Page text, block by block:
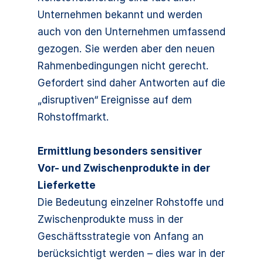
Unternehmen bekannt und werden
auch von den Unternehmen umfassend
gezogen. Sie werden aber den neuen
Rahmenbedingungen nicht gerecht.
Gefordert sind daher Antworten auf die
„disruptiven“ Ereignisse auf dem
Rohstoffmarkt.
Ermittlung besonders sensitiver
Vor- und Zwischenprodukte in der
Lieferkette
Die Bedeutung einzelner Rohstoffe und
Zwischenprodukte muss in der
Geschäftsstrategie von Anfang an
berücksichtigt werden – dies war in der